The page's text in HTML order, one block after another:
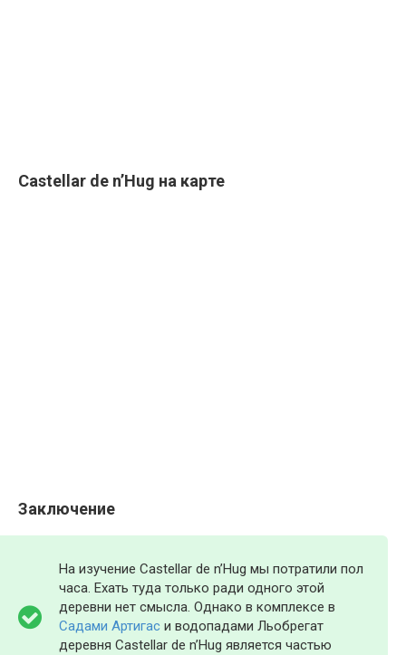
Castellar de n’Hug на карте
Заключение
На изучение Castellar de n’Hug мы потратили пол
часа. Ехать туда только ради одного этой
деревни нет смысла. Однако в комплексе в
Садами Артигас и водопадами Льобрегат
деревня Castellar de n’Hug является частью